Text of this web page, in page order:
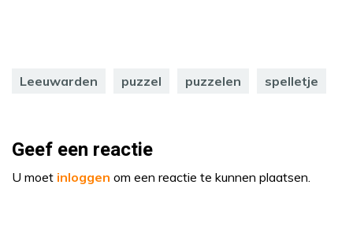
Leeuwarden puzzel puzzelen spelletje
Geef een reactie
U moet inloggen om een reactie te kunnen plaatsen.